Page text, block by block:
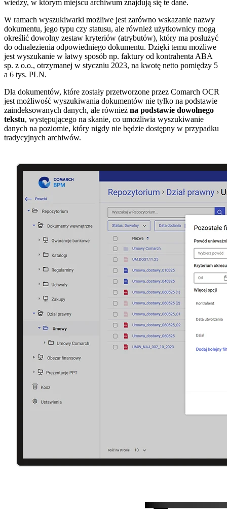
wiedzy, w którym miejscu archiwum znajdują się te dane.
W ramach wyszukiwarki możliwe jest zarówno wskazanie nazwy
dokumentu, jego typu czy statusu, ale również użytkownicy mogą
określić dowolny zestaw kryteriów (atrybutów), który ma posłużyć
do odnalezienia odpowiedniego dokumentu. Dzięki temu możliwe
jest wyszukanie w łatwy sposób np. faktury od kontrahenta ABA
sp. z o.o., otrzymanej w styczniu 2023, na kwotę netto pomiędzy 5
a 6 tys. PLN.
Dla dokumentów, które zostały przetworzone przez Comarch OCR
jest możliwość wyszukiwania dokumentów nie tylko na podstawie
zaindeksowanych danych, ale również na podstawie dowolnego
tekstu, występującego na skanie, co umożliwia wyszukiwanie
danych na poziomie, który nigdy nie będzie dostępny w przypadku
tradycyjnych archiwów.